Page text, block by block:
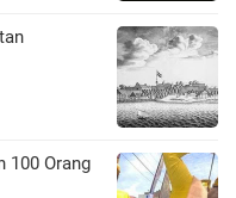
100 Orang